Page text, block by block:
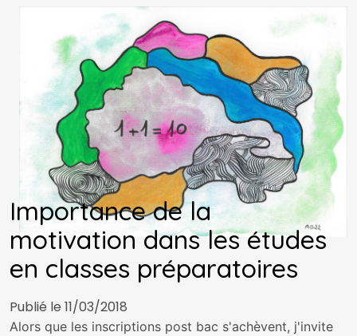
Importance de la
motivation dans les études
en classes préparatoires
Publié le 11/03/2018
Alors que les inscriptions post bac s'achèvent, j'invite